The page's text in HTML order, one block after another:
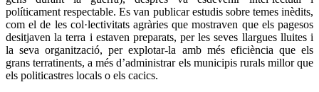
políticament respectable. Es van publicar estudis sobre temes inèdits,
com el de les col·lectivitats agràries que mostraven que els pagesos
desitjaven la terra i estaven preparats, per les seves llargues lluites i
la seva organització, per explotar-la amb més eficiència que els
grans terratinents, a més d’administrar els municipis rurals millor que
els politicastres locals o els cacics.